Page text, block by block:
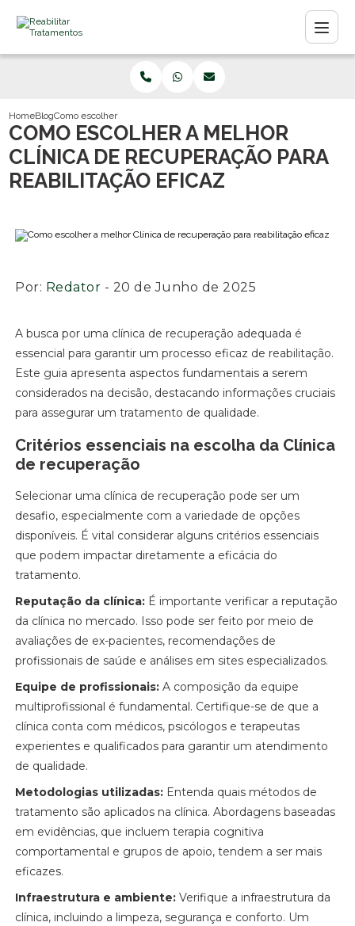
HomeBlogComo escolher a melhor Clínica de recuperação para reabilitação
COMO ESCOLHER A MELHOR
CLÍNICA DE RECUPERAÇÃO PARA
REABILITAÇÃO EFICAZ
Por: Redator - 20 de Junho de 2025
A busca por uma clínica de recuperação adequada é
essencial para garantir um processo eficaz de reabilitação.
Este guia apresenta aspectos fundamentais a serem
considerados na decisão, destacando informações cruciais
para assegurar um tratamento de qualidade.
Critérios essenciais na escolha da Clínica
de recuperação
Selecionar uma clínica de recuperação pode ser um
desafio, especialmente com a variedade de opções
disponíveis. É vital considerar alguns critérios essenciais
que podem impactar diretamente a eficácia do
tratamento.
Reputação da clínica: É importante verificar a reputação
da clínica no mercado. Isso pode ser feito por meio de
avaliações de ex-pacientes, recomendações de
profissionais de saúde e análises em sites especializados.
Equipe de profissionais: A composição da equipe
multiprofissional é fundamental. Certifique-se de que a
clínica conta com médicos, psicólogos e terapeutas
experientes e qualificados para garantir um atendimento
de qualidade.
Metodologias utilizadas: Entenda quais métodos de
tratamento são aplicados na clínica. Abordagens baseadas
em evidências, que incluem terapia cognitiva
comportamental e grupos de apoio, tendem a ser mais
eficazes.
Infraestrutura e ambiente: Verifique a infraestrutura da
clínica, incluindo a limpeza, segurança e conforto. Um